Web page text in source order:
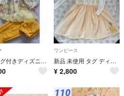
新品タグ付きディズニープリンセス ベル パジャマ 100cm
ワンピース
新品 未使用 タグ ディズニープリンセス ベル 長袖ワンピース 120
¥ 2,800